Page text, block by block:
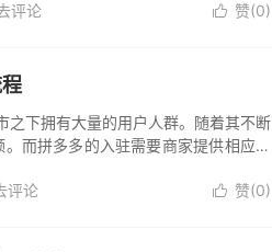
 赞(0)
评论
之下拥有大量的用户人群。随着其不断
而拼多多的入驻需要商家提供相应的
 赞(0)
评论